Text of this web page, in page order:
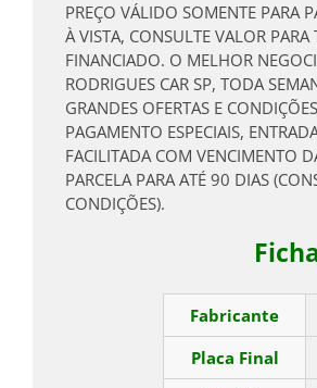
PREÇO VÁLIDO SOMENTE PARA
À VISTA, CONSULTE VALOR PARA
FINANCIADO. O MELHOR
RODRIGUES CAR SP, TODA
GRANDES OFERTAS E
PAGAMENTO ESPECIAIS,
FACILITADA COM VENCIMENTO
PARCELA PARA ATÉ 90 DIAS
CONDIÇÕES).
Fabricante
Placa Final